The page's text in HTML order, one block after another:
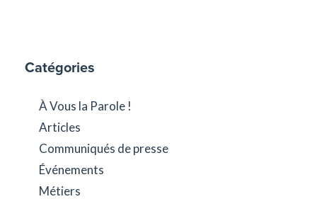
Catégories
À Vous la Parole !
Articles
Communiqués de presse
Événements
Métiers